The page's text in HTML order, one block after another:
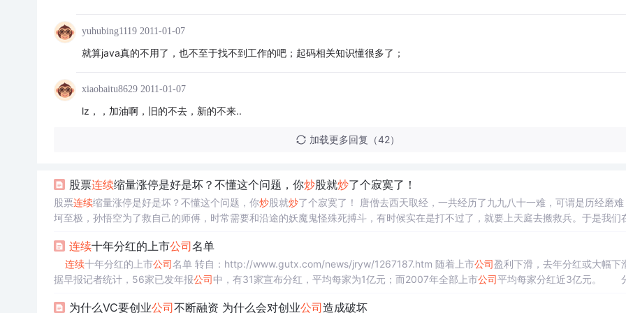
yuhubing1119 2011-01-07
就算java真的不用了，也不至于找不到工作的吧；起码相关知识懂很多了；
xiaobaitu8629 2011-01-07
lz，，加油啊，旧的不去，新的不来..
加载更多回复（42）
股票连续缩量涨停是好是坏？不懂这个问题，你炒股就炒了个寂寞了！
股票连续缩量涨停是好是坏？不懂这个问题，你炒股就炒了个寂寞了！ 唐僧去西天取经，一共经历了九九八十一难，可谓是历经磨难，坎
坷至极，孙悟空为了救自己的师傅，时常需要和沿途的妖魔鬼怪殊死搏斗，有时候实在是打不过了，就要上天庭去搬救兵。于是我们
物，来到人间兴风作浪，无恶不作，虽然不是神仙，但却不容小觑。看看那些妖魔鬼怪，你是否有联想到股市中的妖股呢？如果一只
连续缩量涨停，那么它究竟是好
连续十年分红的上市公司名单
连续十年分红的上市公司 名单 转自：http://www.gutx.com/news/jryw/1267187.htm 随着上市公司盈利下滑，去年分红或大幅下
据早报记者统计，56家已发年报公司中，有31家宣布分红，平均每家为1亿元；而2007年全部上市公司平均每家分红近3亿元。
为什么VC要创业公司不断融资 为什么会对创业公司造成破坏